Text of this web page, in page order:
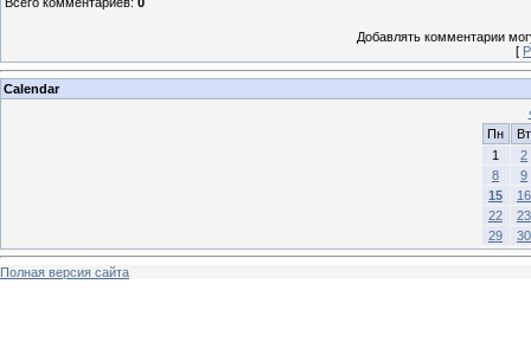
Добавлять комментарии
[
Calendar
Пн
Вт
1
2
8
9
15
16
22
23
29
30
Полная версия сайта